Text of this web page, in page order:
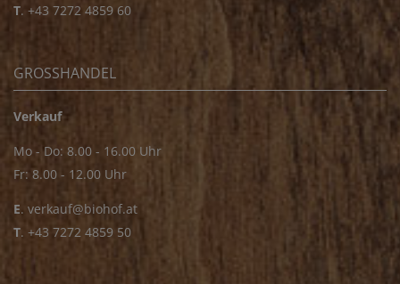
T. +43 7272 4859 60
GROSSHANDEL
Verkauf
Mo - Do: 8.00 - 16.00 Uhr
Fr: 8.00 - 12.00 Uhr
E. verkauf@biohof.at
T. +43 7272 4859 50